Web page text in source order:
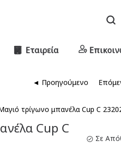
Εταιρεία
◄ Προηγούμενο
τρίγωνο μπανέλα Cup C
Cup C
Σε